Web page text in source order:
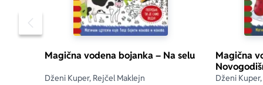
biti mesto
Ukrasi
Istisni
Pomeranje sadržaja slajdera u levo
Magična vodena bojanka – Na selu
Dženi Kuper, Rejčel Maklejn
Magična
Dženi